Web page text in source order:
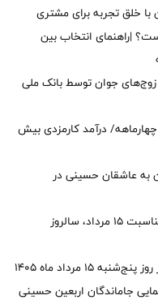
با خلق تجربه برای مشتری
|راهنمای انتخاب بین
به زوج‌های جوان توسط بانک ملی
درآمد کارمزدی بیش
به عاشقان حسینی در
پیام مدیرعامل بانک توسعه تعاون به مناسبت 15 مرداد، سالروز
مرداد ماه 1405
جاماندگان اربعین حسینی